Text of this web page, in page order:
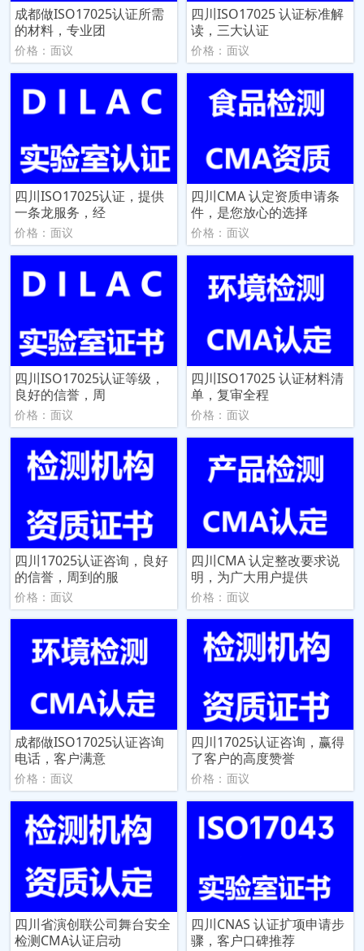
成都做ISO17025认证所需
的材料，专业团
价格：面议
四川ISO17025 认证标准解
读，三大认证
价格：面议
四川ISO17025认证，提供
一条龙服务，经
价格：面议
四川CMA 认定资质申请条
件，是您放心的选择
价格：面议
四川ISO17025认证等级，
良好的信誉，周
价格：面议
四川ISO17025 认证材料清
单，复审全程
价格：面议
四川17025认证咨询，良好
的信誉，周到的服
价格：面议
四川CMA 认定整改要求说
明，为广大用户提供
价格：面议
成都做ISO17025认证咨询
电话，客户满意
价格：面议
四川17025认证咨询，赢得
了客户的高度赞誉
价格：面议
四川省演创联公司舞台安全
检测CMA认证启动
四川CNAS 认证扩项申请步
骤，客户口碑推荐